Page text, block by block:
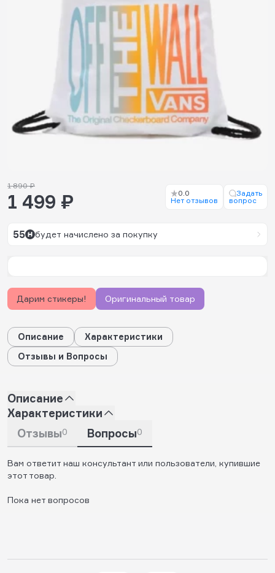
1 890 ₽
1 499 ₽
0.0
Нет отзывов
Задать
вопрос
55 будет начислено за покупку
Дарим стикеры! Оригинальный товар
Описание
Характеристики
Отзывы и Вопросы
Описание
Характеристики
Отзывы0 Вопросы0
Вам ответит наш консультант или пользователи, купившие
этот товар.
Пока нет вопросов